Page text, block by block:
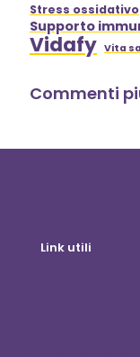
Stress ossidativo
Supporto
Vidafy Vita
Commenti
Link utili